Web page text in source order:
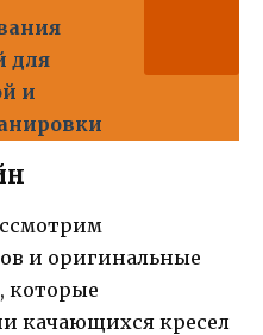
для
и
и оригинальные
которые
качающихся кресел